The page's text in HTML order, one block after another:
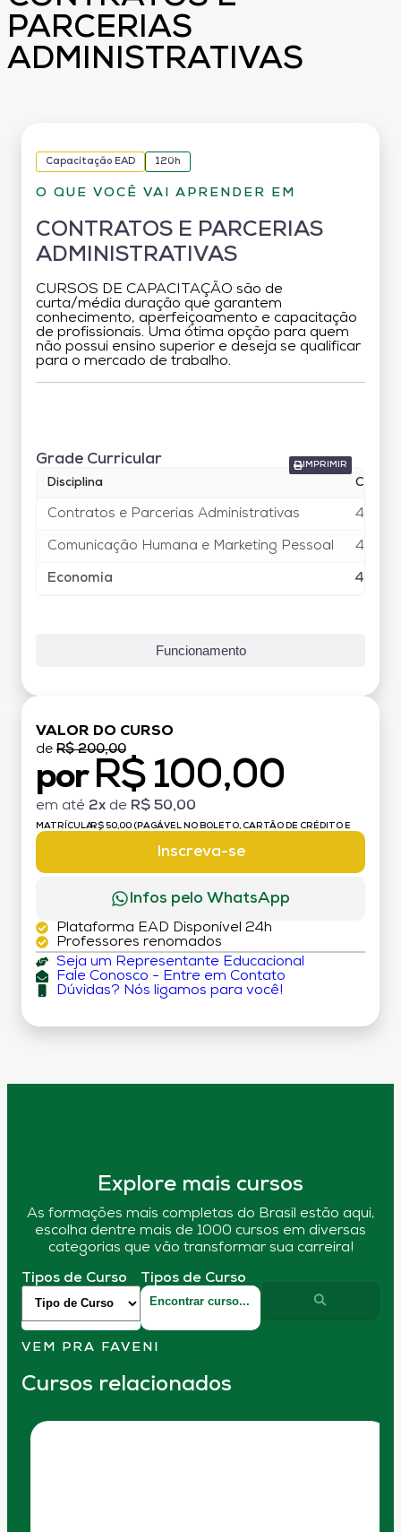
PARCERIAS
ADMINISTRATIVAS
Capacitação EAD 120h
O QUE VOCÊ VAI APRENDER EM
CONTRATOS E PARCERIAS
ADMINISTRATIVAS
CURSOS DE CAPACITAÇÃO são de
curta/média duração que garantem
conhecimento, aperfeiçoamento e capacitação
de profissionais. Uma ótima opção para quem
não possui ensino superior e deseja se qualificar
para o mercado de trabalho.
Funcionamento
IMPRIMIR
Grade Curricular
Disciplina Carga
Contratos e Parcerias Administrativas 40
Comunicação Humana e Marketing Pessoal 40
Economia 40
VALOR DO CURSO
de R$ 200,00
por R$ 100,00
em até 2x de R$ 50,00
MATRÍCULA:R$ 50,00 (PAGÁVEL NO BOLETO, CARTÃO DE CRÉDITO E
Inscreva-se
Infos pelo WhatsApp
Plataforma EAD Disponível 24h
Professores renomados
Seja um Representante Educacional
Fale Conosco - Entre em Contato
Dúvidas? Nós ligamos para você!
Explore mais cursos
As formações mais completas do Brasil estão aqui,
escolha dentre mais de 1000 cursos em diversas
categorias que vão transformar sua carreira!
Tipos de Curso Tipos de Curso
VEM PRA FAVENI
Cursos relacionados